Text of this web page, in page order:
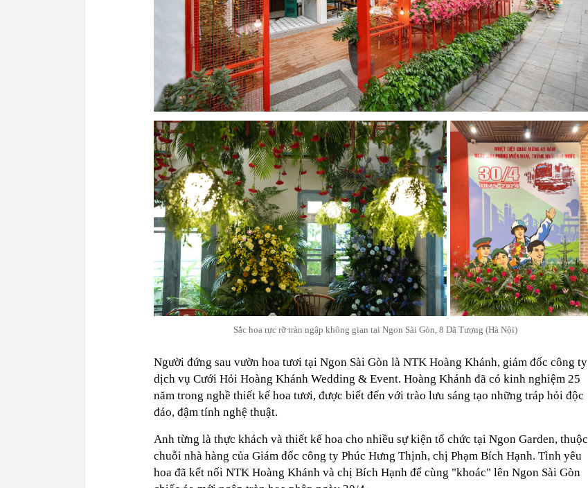
Sắc hoa rực rỡ tràn ngập không gian tại Ngon Sài Gòn, 8 Dã Tượng (Hà Nội)
Người đứng sau vườn hoa tươi tại Ngon Sài Gòn là NTK Hoàng Khánh, giám đốc công ty
dịch vụ Cưới Hỏi Hoàng Khánh Wedding & Event. Hoàng Khánh đã có kinh nghiệm 25
năm trong nghề thiết kế hoa tươi, được biết đến với trào lưu sáng tạo những tráp hỏi độc
đáo, đậm tính nghệ thuật.
Anh từng là thực khách và thiết kế hoa cho nhiều sự kiện tổ chức tại Ngon Garden, thuộc
chuỗi nhà hàng của Giám đốc công ty Phúc Hưng Thịnh, chị Phạm Bích Hạnh. Tình yêu
hoa đã kết nối NTK Hoàng Khánh và chị Bích Hạnh để cùng "khoác" lên Ngon Sài Gòn